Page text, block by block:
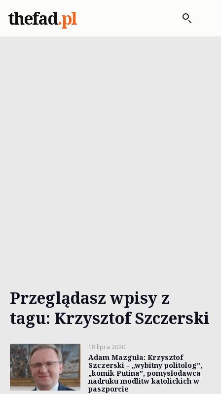
thefad.pl
Przeglądasz wpisy z
tagu: Krzysztof Szczerski
18 lipca 2020
Adam Mazguła: Krzysztof
Szczerski – „wybitny politolog”,
„komik Putina”, pomysłodawca
nadruku modlitw katolickich w
paszporcie